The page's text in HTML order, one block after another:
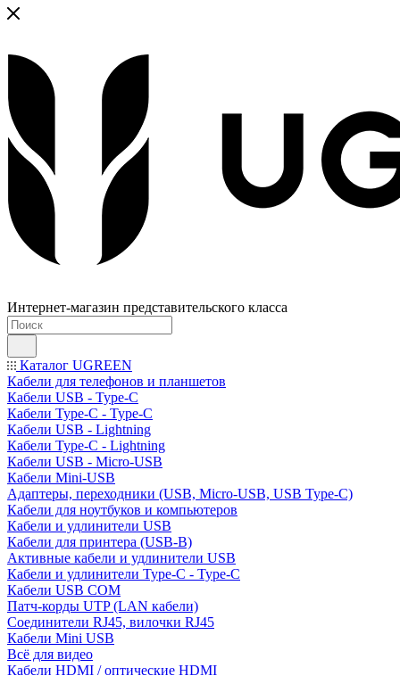
Интернет-магазин представительского класса
Каталог UGREEN
Кабели для телефонов и планшетов
Кабели USB - Type-C
Кабели Type-C - Type-C
Кабели USB - Lightning
Кабели Type-C - Lightning
Кабели USB - Micro-USB
Кабели Mini-USB
Адаптеры, переходники (USB, Micro-USB, USB Type-C)
Кабели для ноутбуков и компьютеров
Кабели и удлинители USB
Кабели для принтера (USB-B)
Активные кабели и удлинители USB
Кабели и удлинители Type-C - Type-C
Кабели USB COM
Патч-корды UTP (LAN кабели)
Соединители RJ45, вилочки RJ45
Кабели Mini USB
Всё для видео
Кабели HDMI / оптические HDMI